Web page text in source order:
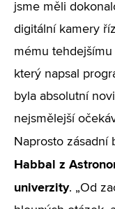
jsme měli
digitální kamery
mému
který napsal
byla absolutní
nejsmělejší
Naprosto zásadní
Habbal z
univerzity. „Od